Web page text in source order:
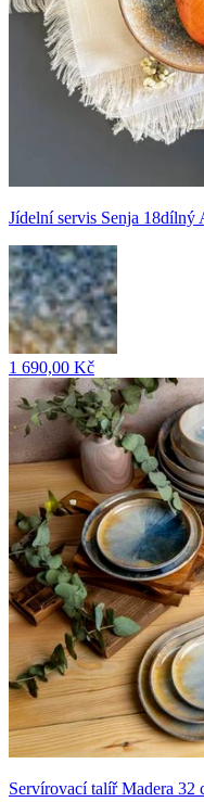
Jídelní servis Senja
1 690,00 Kč
Servírovací talíř Madera